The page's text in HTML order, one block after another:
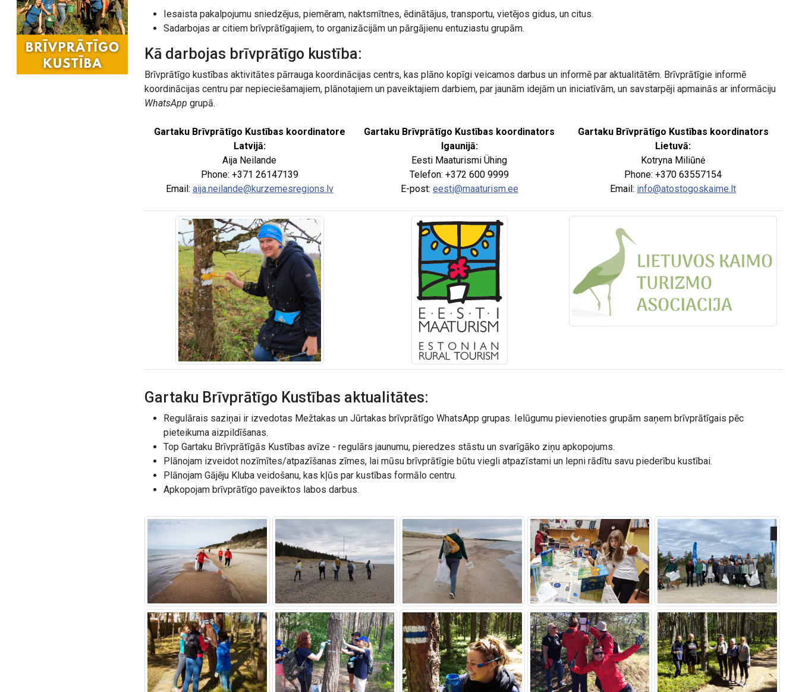
Iesaista pakalpojumu sniedzējus, piemēram, naktsmītnes, ēdinātājus, transportu, vietējos gidus, un citus.
Sadarbojas ar citiem brīvprātīgajiem, to organizācijām un pārgājienu entuziastu grupām.
Kā darbojas brīvprātīgo kustība:
Brīvprātīgo kustības aktivitātes pārrauga koordinācijas centrs, kas plāno kopīgi veicamos darbus un informē par aktualitātēm. Brīvprātīgie informē
koordinācijas centru par nepieciešamajiem, plānotajiem un paveiktajiem darbiem, par jaunām idejām un iniciatīvām, un savstarpēji apmainās ar informāciju
WhatsApp grupā.
Gartaku Brīvprātīgo Kustības koordinatore
Latvijā:
Aija Neilande
Phone: +371 26147139
Email: aija.neilande@kurzemesregions.lv
Gartaku Brīvprātīgo Kustības koordinators
Igaunijā:
Eesti Maaturismi Ühing
Telefon: +372 600 9999
E-post: eesti@maaturism.ee
Gartaku Brīvprātīgo Kustības koordinators
Lietuvā:
Kotryna Miliūnė
Phone: +370 63557154
Email: info@atostogoskaime.lt
Gartaku Brīvprātīgo Kustības aktualitātes:
Regulārais saziņai ir izvedotas Mežtakas un Jūrtakas brīvprātīgo WhatsApp grupas. Ielūgumu pievienoties grupām saņem brīvprātīgais pēc
pieteikuma aizpildīšanas.
Top Gartaku Brīvprātīgās Kustības avīze - regulārs jaunumu, pieredzes stāstu un svarīgāko ziņu apkopojums.
Plānojam izveidot nozīmītes/atpazīšanas zīmes, lai mūsu brīvprātīgie būtu viegli atpazīstami un lepni rādītu savu piederību kustībai.
Plānojam Gājēju Kluba veidošanu, kas kļūs par kustības formālo centru.
Apkopojam brīvprātīgo paveiktos labos darbus.